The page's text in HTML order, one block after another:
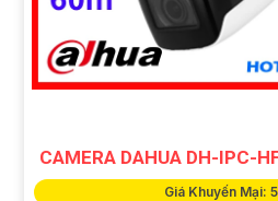
CAMERA DAHUA DH-IPC-
Giá Khuyến Mại: